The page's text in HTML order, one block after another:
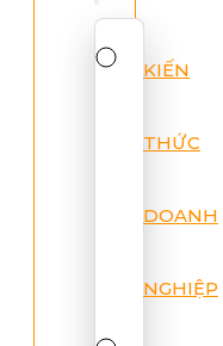
KIẾN
THỨC
DOANH
NGHIỆP